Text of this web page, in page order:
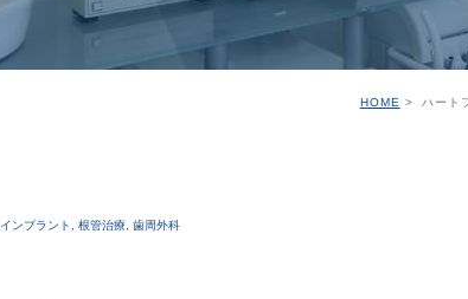
マウスピース型矯正装置（イン
ビザライン）への思い
無菌化根管治療
インプラント
HOME ハート
インプラント 根管治療 歯周外科